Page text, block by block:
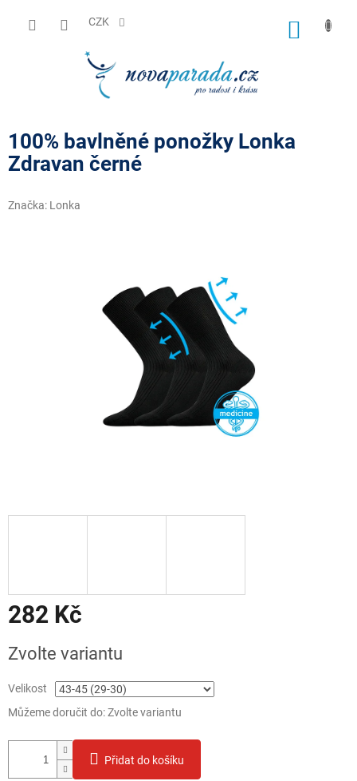
CZK
100% bavlněné ponožky Lonka
Zdravan černé
Značka: Lonka
282 Kč
cena:
Zvolte variantu
Velikost
Můžeme doručit do:Zvolte variantu
Přidat do košíku